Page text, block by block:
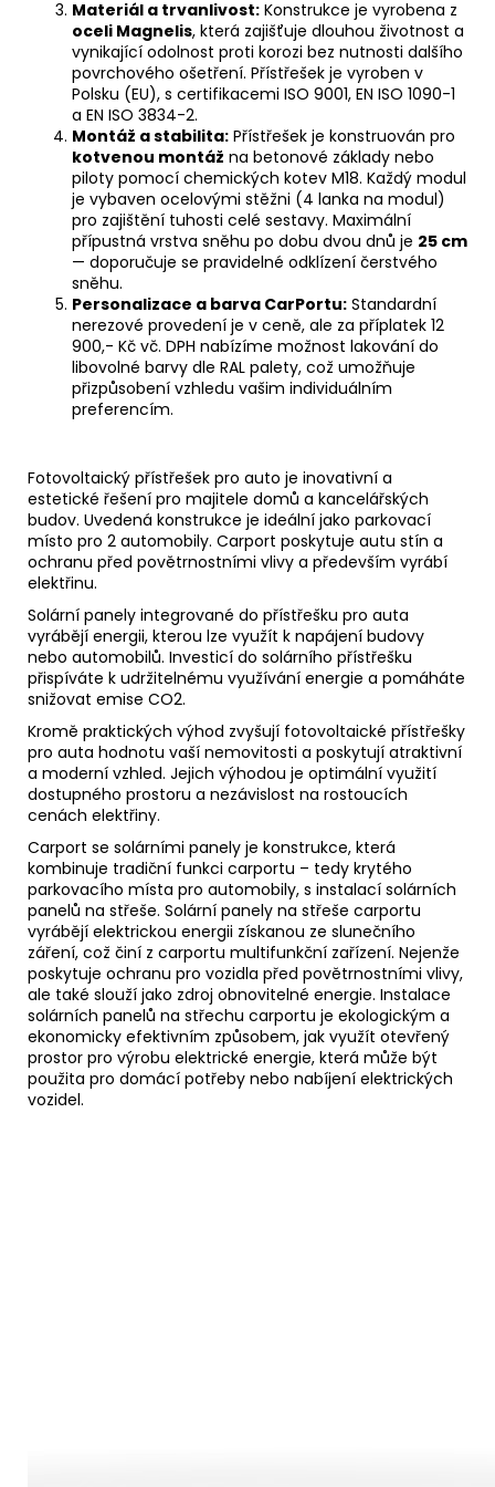
Materiál a trvanlivost: Konstrukce je vyrobena z
oceli Magnelis, která zajišťuje dlouhou životnost a
vynikající odolnost proti korozi bez nutnosti dalšího
povrchového ošetření. Přístřešek je vyroben v
Polsku (EU), s certifikacemi ISO 9001, EN ISO 1090-1
a EN ISO 3834-2.
Montáž a stabilita: Přístřešek je konstruován pro
kotvenou montáž na betonové základy nebo
piloty pomocí chemických kotev M18. Každý modul
je vybaven ocelovými stěžni (4 lanka na modul)
pro zajištění tuhosti celé sestavy. Maximální
přípustná vrstva sněhu po dobu dvou dnů je 25 cm
— doporučuje se pravidelné odklízení čerstvého
sněhu.
Personalizace a barva CarPortu: Standardní
nerezové provedení je v ceně, ale za příplatek 12
900,- Kč vč. DPH nabízíme možnost lakování do
libovolné barvy dle RAL palety, což umožňuje
přizpůsobení vzhledu vašim individuálním
preferencím.
Fotovoltaický přístřešek pro auto je inovativní a
estetické řešení pro majitele domů a kancelářských
budov. Uvedená konstrukce je ideální jako parkovací
místo pro 2 automobily. Carport poskytuje autu stín a
ochranu před povětrnostními vlivy a především vyrábí
elektřinu.
Solární panely integrované do přístřešku pro auta
vyrábějí energii, kterou lze využít k napájení budovy
nebo automobilů. Investicí do solárního přístřešku
přispíváte k udržitelnému využívání energie a pomáháte
snižovat emise CO2.
Kromě praktických výhod zvyšují fotovoltaické přístřešky
pro auta hodnotu vaší nemovitosti a poskytují atraktivní
a moderní vzhled. Jejich výhodou je optimální využití
dostupného prostoru a nezávislost na rostoucích
cenách elektřiny.
Carport se solárními panely je konstrukce, která
kombinuje tradiční funkci carportu – tedy krytého
parkovacího místa pro automobily, s instalací solárních
panelů na střeše. Solární panely na střeše carportu
vyrábějí elektrickou energii získanou ze slunečního
záření, což činí z carportu multifunkční zařízení. Nejenže
poskytuje ochranu pro vozidla před povětrnostními vlivy,
ale také slouží jako zdroj obnovitelné energie. Instalace
solárních panelů na střechu carportu je ekologickým a
ekonomicky efektivním způsobem, jak využít otevřený
prostor pro výrobu elektrické energie, která může být
použita pro domácí potřeby nebo nabíjení elektrických
vozidel.